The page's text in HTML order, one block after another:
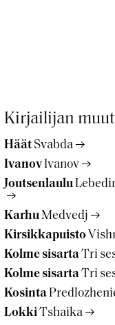
Kirjailijan
HäätSvabda
Ivanov Ivanov
Joutsenlaulu
KarhuMedvedj
Kirsikkapuisto
Kolme sisartaTri
Kolme sisartaTri
Kosinta
LokkiTshaika